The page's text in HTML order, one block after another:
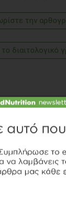
την
διαιτολογικό
VIDEO